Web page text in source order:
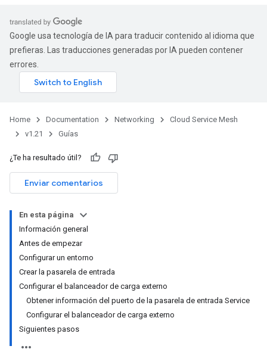
Google usa tecnología de IA para traducir contenido al idioma que
prefieras. Las traducciones generadas por IA pueden contener
errores.
Home Documentation Networking
Cloud Service Mesh
v1.21
Guías
¿Te ha resultado útil?
Enviar comentarios
En esta página
Información general
Antes de empezar
Configurar un entorno
Crear la pasarela de entrada
Configurar el balanceador de carga externo
Obtener información del puerto de la pasarela de entrada Service
Configurar el balanceador de carga externo
Siguientes pasos